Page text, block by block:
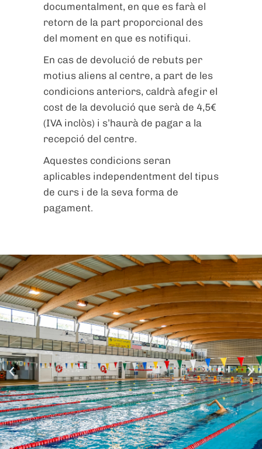
documentalment, en que es farà el
retorn de la part proporcional des
del moment en que es notifiqui.
En cas de devolució de rebuts per
motius aliens al centre, a part de les
condicions anteriors, caldrà afegir el
cost de la devolució que serà de 4,5€
(IVA inclòs) i s’haurà de pagar a la
recepció del centre.
Aquestes condicions seran
aplicables independentment del tipus
de curs i de la seva forma de
pagament.